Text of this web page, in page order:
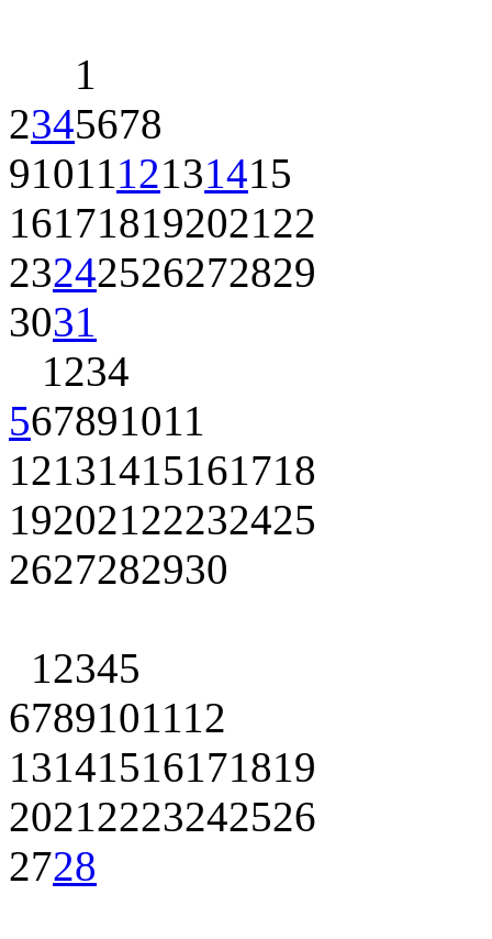
1
2345678
9101112131415
16171819202122
23242526272829
3031
1234
567891011
12131415161718
19202122232425
2627282930
12345
6789101112
13141516171819
20212223242526
2728